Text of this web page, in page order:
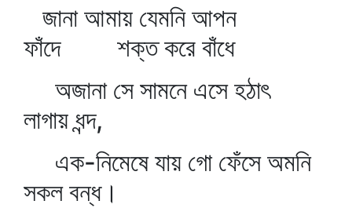
জানা আমায় যেমনি আপন
ফাঁদে শক্ত করে বাঁধে
অজানা সে সামনে এসে হঠাৎ
লাগায় ধন্দ,
এক-নিমেষে যায় গো ফেঁসে অমনি
সকল বন্ধ।